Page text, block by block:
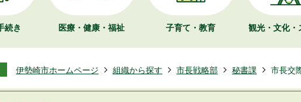
続き 医療・健康・福祉 子育て・教育 観光・文化・
伊勢崎市ホームページ 組織から探す 市長戦略部 秘書課 市長交